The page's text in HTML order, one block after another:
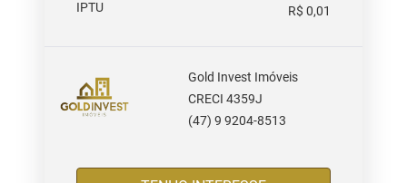
IPTU
R$ 0,01
Gold Invest Imóveis
CRECI 4359J
(47) 9 9204-8513